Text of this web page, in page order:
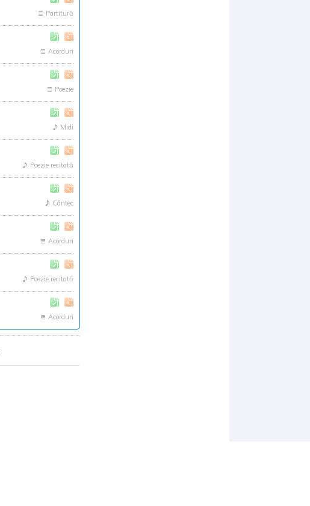
Partitură
Acorduri
Poezie
Midi
Poezie recitată
Cântec
Acorduri
Poezie recitată
Acorduri